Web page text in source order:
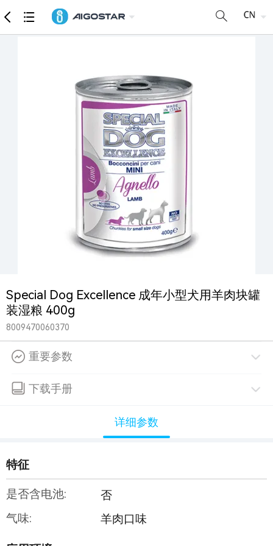
商品 详细参数
Special Dog Excellence 成年小型犬用羊肉块罐
装湿粮 400g
8009470060370
重要参数
下载手册
详细参数
特征
是否含电池:
否
气味:
羊肉口味